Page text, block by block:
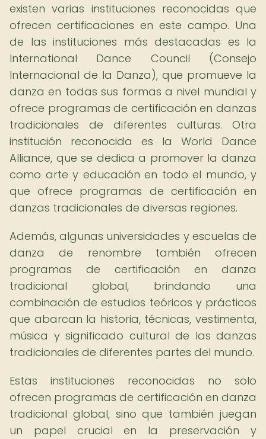
existen varias instituciones reconocidas que
ofrecen certificaciones en este campo. Una
de las instituciones más destacadas es la
International Dance Council (Consejo
Internacional de la Danza), que promueve la
danza en todas sus formas a nivel mundial y
ofrece programas de certificación en danzas
tradicionales de diferentes culturas. Otra
institución reconocida es la World Dance
Alliance, que se dedica a promover la danza
como arte y educación en todo el mundo, y
que ofrece programas de certificación en
danzas tradicionales de diversas regiones.
Además, algunas universidades y escuelas de
danza de renombre también ofrecen
programas de certificación en danza
tradicional global, brindando una
combinación de estudios teóricos y prácticos
que abarcan la historia, técnicas, vestimenta,
música y significado cultural de las danzas
tradicionales de diferentes partes del mundo.
Estas instituciones reconocidas no solo
ofrecen programas de certificación en danza
tradicional global, sino que también juegan
un papel crucial en la preservación y